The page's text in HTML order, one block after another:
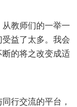
教师们的一举一
益了太多。我会
的将之改变成适
行交流的平台，